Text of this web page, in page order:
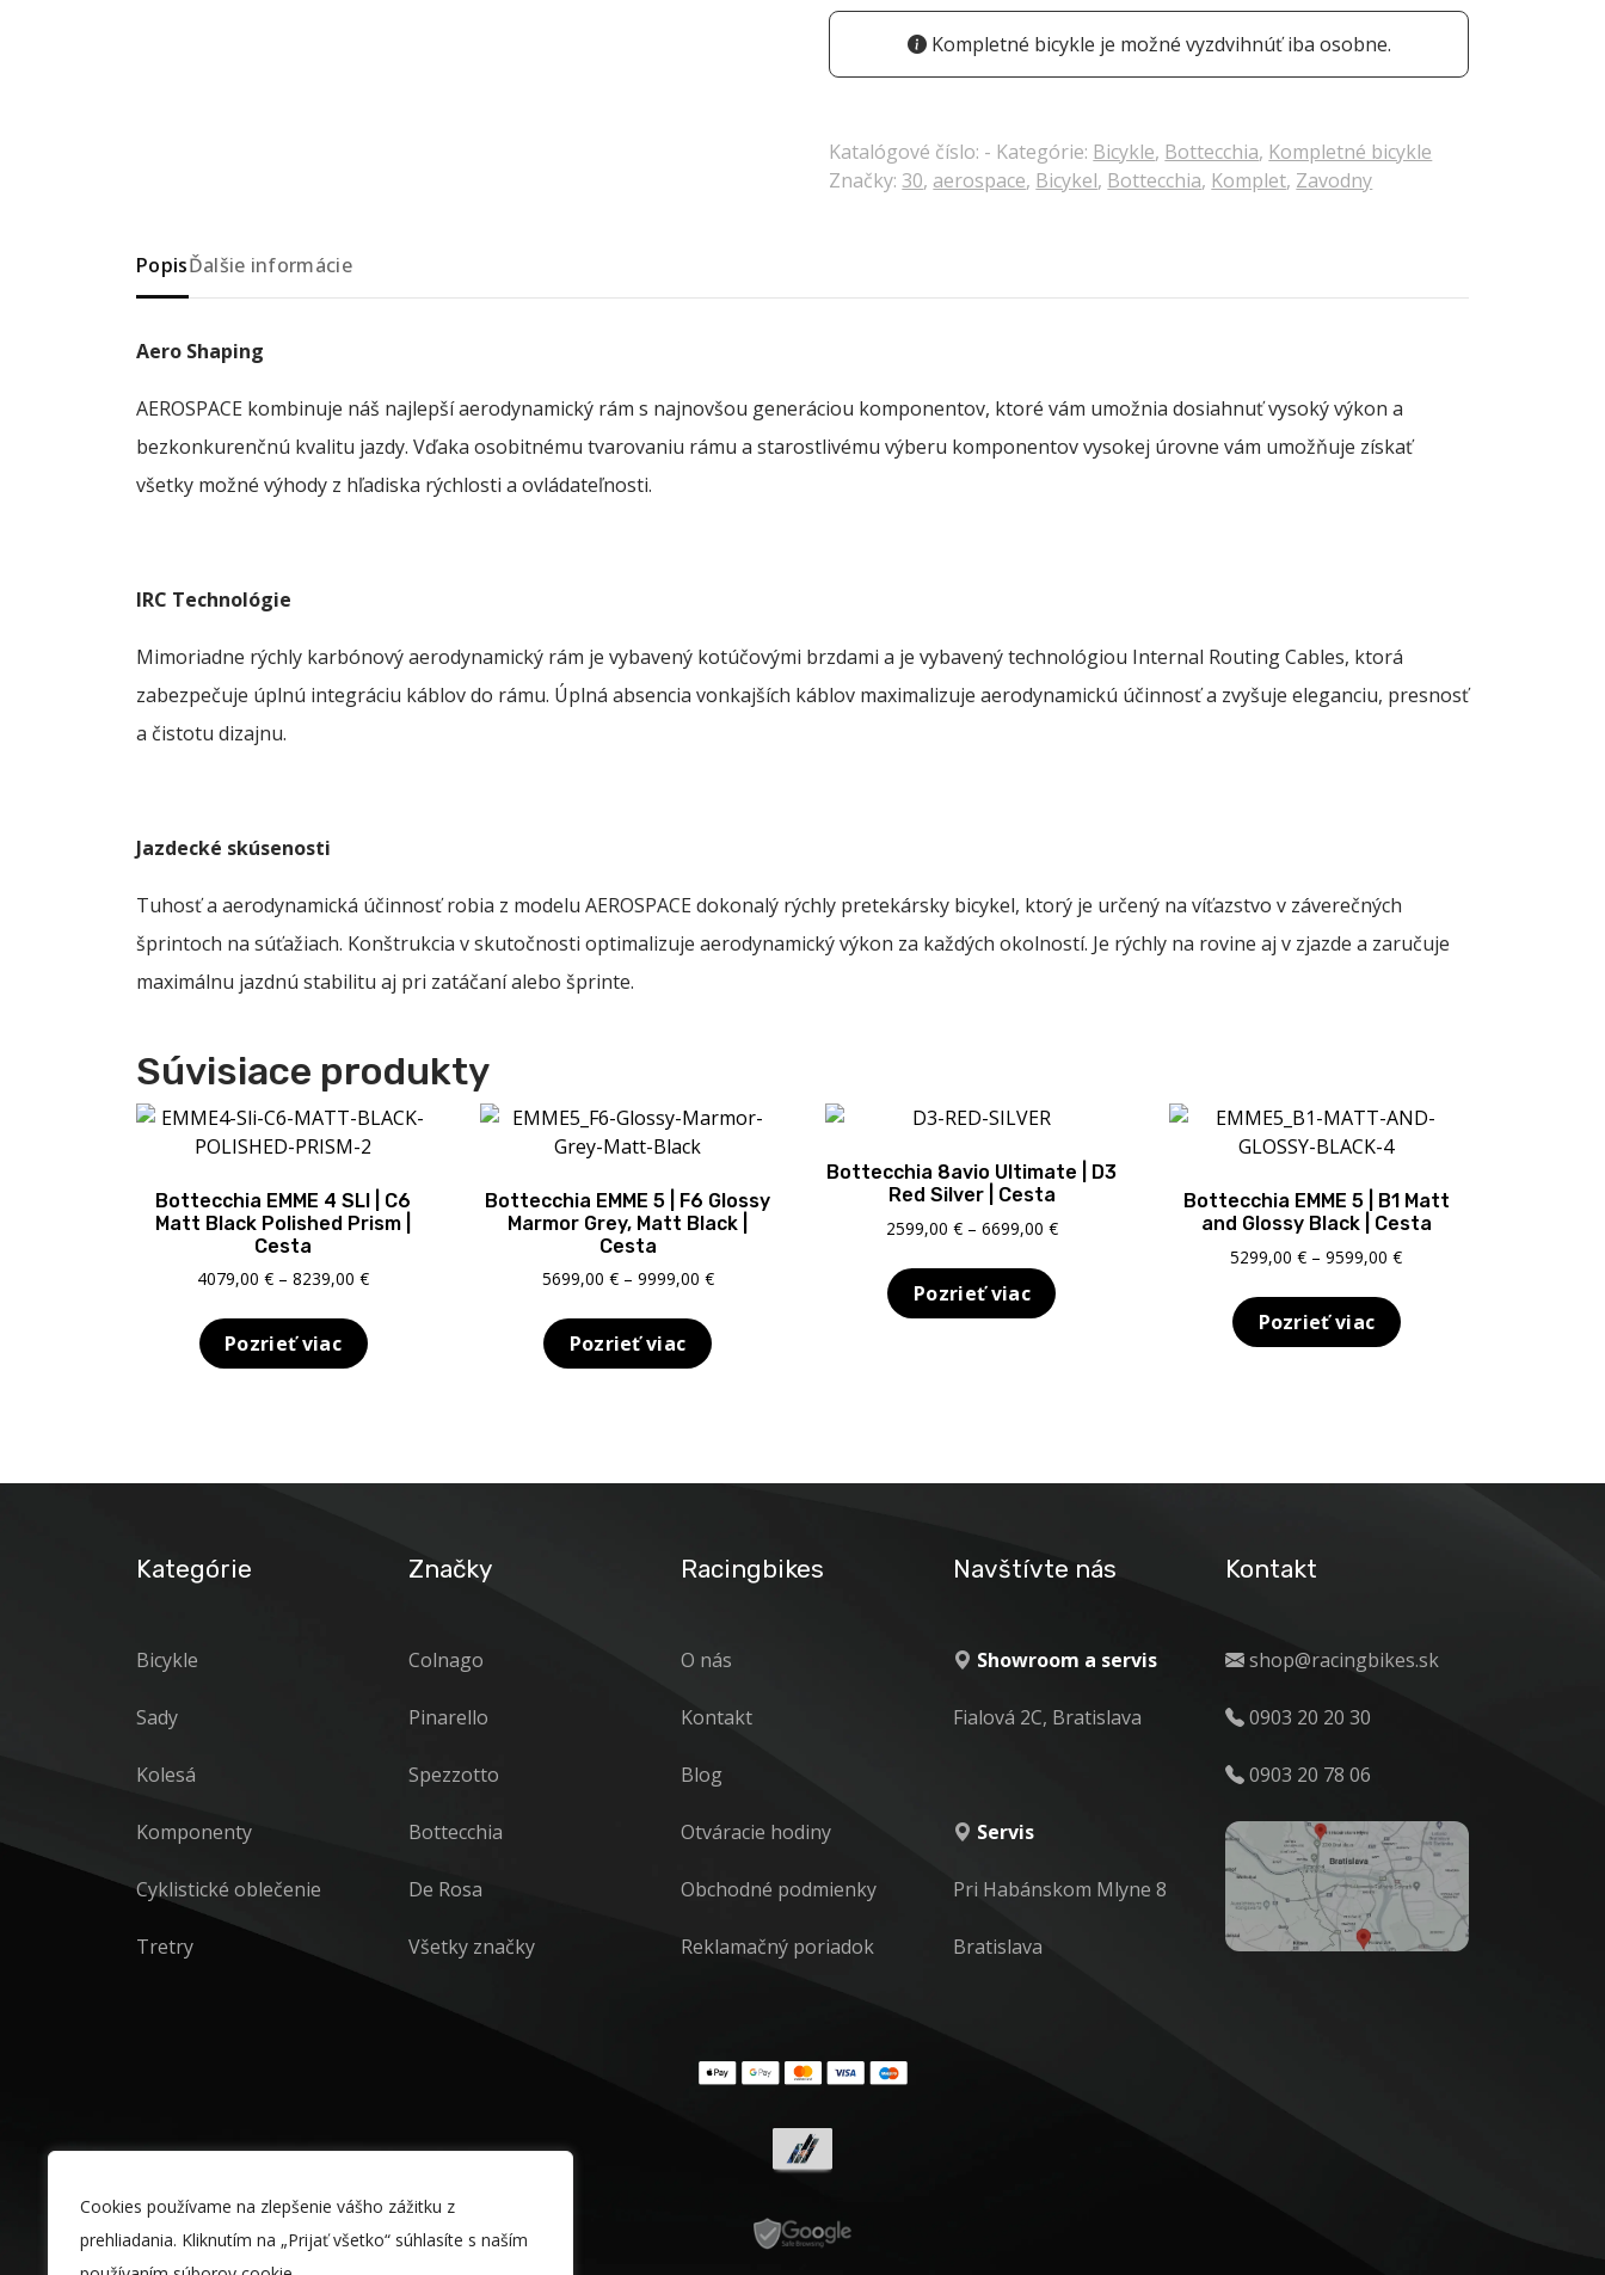
Cookies používame na zlepšenie vášho zážitku z
prehliadania. Kliknutím na „Prijať všetko“ súhlasíte s naším
Kompletné bicykle je možné vyzdvihnúť iba osobne.
Katalógové číslo: - Kategórie: Bicykle, Bottecchia, Kompletné bicykle
Značky: 30, aerospace, Bicykel, Bottecchia, Komplet, Zavodny
PopisĎalšie informácie
Aero Shaping
AEROSPACE kombinuje náš najlepší aerodynamický rám s najnovšou generáciou komponentov, ktoré vám umožnia dosiahnuť vysoký výkon a
bezkonkurenčnú kvalitu jazdy. Vďaka osobitnému tvarovaniu rámu a starostlivému výberu komponentov vysokej úrovne vám umožňuje získať
všetky možné výhody z hľadiska rýchlosti a ovládateľnosti.
IRC Technológie
Mimoriadne rýchly karbónový aerodynamický rám je vybavený kotúčovými brzdami a je vybavený technológiou Internal Routing Cables, ktorá
zabezpečuje úplnú integráciu káblov do rámu. Úplná absencia vonkajších káblov maximalizuje aerodynamickú účinnosť a zvyšuje eleganciu, presnosť
a čistotu dizajnu.
Jazdecké skúsenosti
Tuhosť a aerodynamická účinnosť robia z modelu AEROSPACE dokonalý rýchly pretekársky bicykel, ktorý je určený na víťazstvo v záverečných
šprintoch na súťažiach. Konštrukcia v skutočnosti optimalizuje aerodynamický výkon za každých okolností. Je rýchly na rovine aj v zjazde a zaručuje
maximálnu jazdnú stabilitu aj pri zatáčaní alebo šprinte.
Súvisiace produkty
Bottecchia EMME 4 SLI | C6
Matt Black Polished Prism |
Cesta
4079,00€ – 8239,00€Price
Pozrieť viac
Bottecchia EMME 5 | F6 Glossy
Marmor Grey, Matt Black |
Cesta
5699,00 € – 9999,00 €Price
Pozrieť viac
Bottecchia 8avio Ultimate | D3
Red Silver | Cesta
2599,00 € – 6699,00 €Price
Pozrieť viac
Bottecchia EMME 5 | B1 Matt
and Glossy Black | Cesta
5299,00€ – 9599,00€Price
Pozrieť viac
Kategórie
Bicykle
Sady
Kolesá
Komponenty
Cyklistické oblečenie
Tretry
Značky
Colnago
Pinarello
Spezzotto
Bottecchia
De Rosa
Všetky značky
Racingbikes
O nás
Kontakt
Blog
Otváracie hodiny
Obchodné podmienky
Reklamačný poriadok
Navštívte nás
Showroom a servis
Fialová 2C, Bratislava
Servis
Pri Habánskom Mlyne 8
Bratislava
Kontakt
shop@racingbikes.sk
0903 20 20 30
0903 20 78 06